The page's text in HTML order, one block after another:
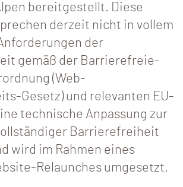
bereitgestellt. Diese
derzeit nicht in vollem
der
gemäß der Barrierefreie-
(Web-
Gesetz) und relevanten EU-
technische Anpassung zur
Barrierefreiheit
wird im Rahmen eines
Relaunches umgesetzt.